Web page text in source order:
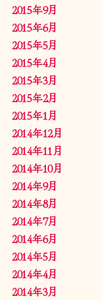
2015年9月
2015年6月
2015年5月
2015年4月
2015年3月
2015年2月
2015年1月
2014年12月
2014年11月
2014年10月
2014年9月
2014年8月
2014年7月
2014年6月
2014年5月
2014年4月
2014年3月